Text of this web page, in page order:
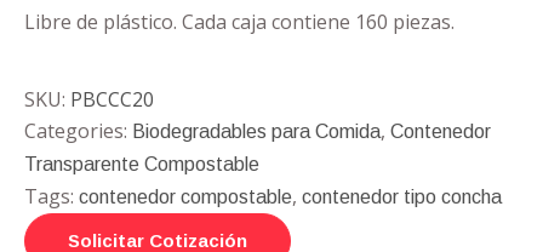
Libre de plástico. Cada caja contiene 160 piezas.
SKU: PBCCC20
Categories: Biodegradables para Comida, Contenedor
Transparente Compostable
Tags: contenedor compostable, contenedor tipo concha
Solicitar Cotización